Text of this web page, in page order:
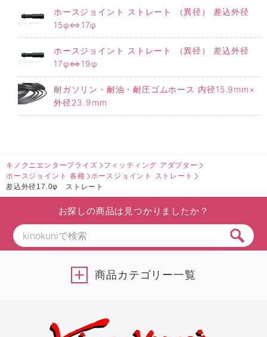
ホースジョイント ストレート （異径） 差込外径
15φ⇔17φ
ホースジョイント ストレート （異径） 差込外径
17φ⇔19φ
耐ガソリン・耐油・耐圧ゴムホース 内径15.9mm×
外径23.9mm
キノクニエンタープライズ
フィッティング アダプター
ホースジョイント 各種
ホースジョイント ストレート
差込外径17.0φ ストレート
お探しの商品は見つかりましたか？
商品カテゴリー一覧